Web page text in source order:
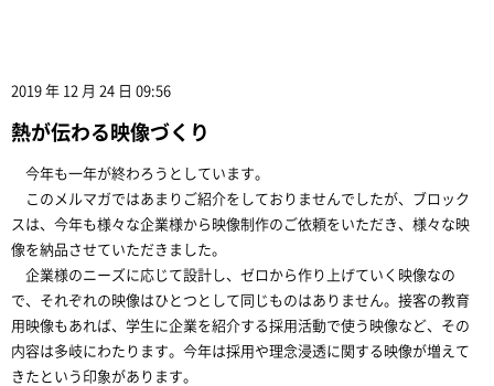
2019 年 12 月 24 日 09:56
熱が伝わる映像づくり
今年も一年が終わろうとしています。
このメルマガではあまりご紹介をしておりませんでしたが、ブロック
スは、今年も様々な企業様から映像制作のご依頼をいただき、様々な映
像を納品させていただきました。
企業様のニーズに応じて設計し、ゼロから作り上げていく映像なの
で、それぞれの映像はひとつとして同じものはありません。接客の教育
用映像もあれば、学生に企業を紹介する採用活動で使う映像など、その
内容は多岐にわたります。今年は採用や理念浸透に関する映像が増えて
きたという印象があります。